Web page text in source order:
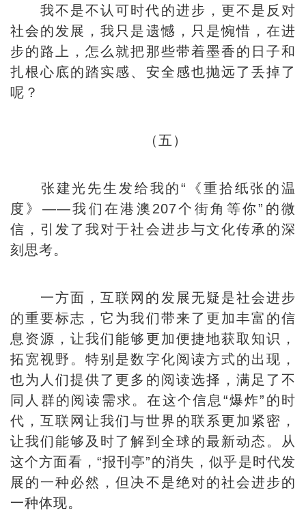
我不是不认可时代的进步，更不是反对
社会的发展，我只是遗憾，只是惋惜，在进
步的路上，怎么就把那些带着墨香的日子和
扎根心底的踏实感、安全感也抛远了丢掉了
呢？
（五）
张建光先生发给我的“《重拾纸张的温
度》——我们在港澳207个街角等你”的微
信，引发了我对于社会进步与文化传承的深
刻思考。
一方面，互联网的发展无疑是社会进步
的重要标志，它为我们带来了更加丰富的信
息资源，让我们能够更加便捷地获取知识，
拓宽视野。特别是数字化阅读方式的出现，
也为人们提供了更多的阅读选择，满足了不
同人群的阅读需求。在这个信息“爆炸”的时
代，互联网让我们与世界的联系更加紧密，
让我们能够及时了解到全球的最新动态。从
这个方面看，“报刊亭”的消失，似乎是时代发
展的一种必然，但决不是绝对的社会进步的
一种体现。